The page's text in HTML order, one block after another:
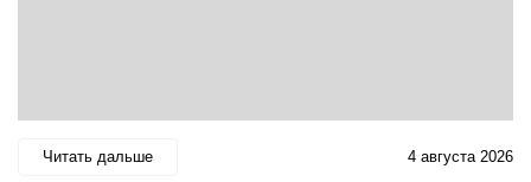
Читать дальше 4 августа 2026